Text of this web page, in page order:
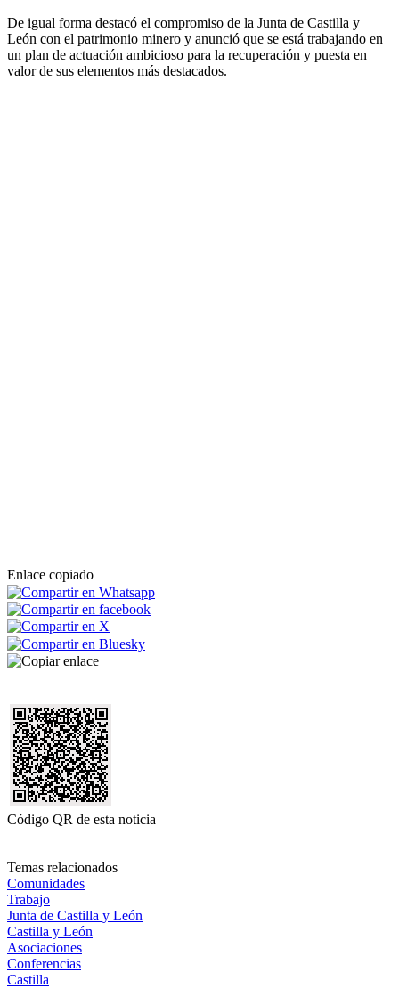
De igual forma destacó el compromiso de la Junta de Castilla y
León con el patrimonio minero y anunció que se está trabajando en
un plan de actuación ambicioso para la recuperación y puesta en
valor de sus elementos más destacados.
Enlace copiado
Código QR de esta noticia
Temas relacionados
Comunidades
Trabajo
Junta de Castilla y León
Castilla y León
Asociaciones
Conferencias
Castilla